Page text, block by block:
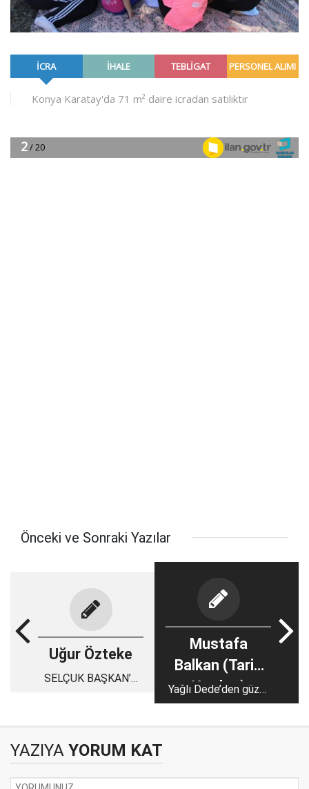
Önceki ve Sonraki Yazılar
Uğur Özteke
SELÇUK BAŞKAN’A
Mustafa
Balkan (Tarih
Yazıları)
Yağlı Dede’den güzel
uyarı: “Varacağımız
YAZIYA YORUM KAT